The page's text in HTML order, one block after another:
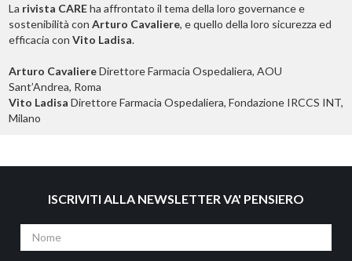
La rivista CAREha affrontato il tema della loro governance e
sostenibilità con Arturo Cavaliere, e quello della loro sicurezza ed
efficacia con Vito Ladisa.
Arturo CavaliereDirettore Farmacia Ospedaliera, AOU
Sant’Andrea, Roma
Vito Ladisa Direttore Farmacia Ospedaliera, Fondazione IRCCS INT,
Milano
ISCRIVITI ALLA NEWSLETTER VA' PENSIERO
Nome